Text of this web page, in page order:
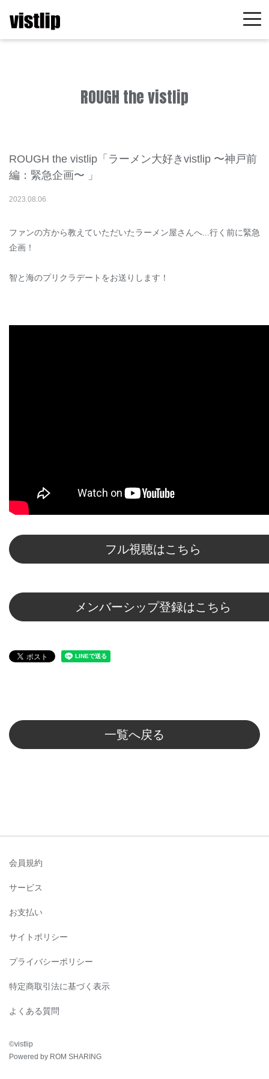
ROUGH the vistlip
ROUGH the vistlip「ラーメン大好きvistlip 〜神戸前
編：緊急企画〜 」
2023.08.06
ファンの方から教えていただいたラーメン屋さんへ...行く前に緊急
企画！
智と海のプリクラデートをお送りします！
フル視聴はこちら
メンバーシップ登録はこちら
一覧へ戻る
会員規約
サービス
お支払い
サイトポリシー
プライバシーポリシー
特定商取引法に基づく表示
よくある質問
©︎vistlip
Powered by ROM SHARING